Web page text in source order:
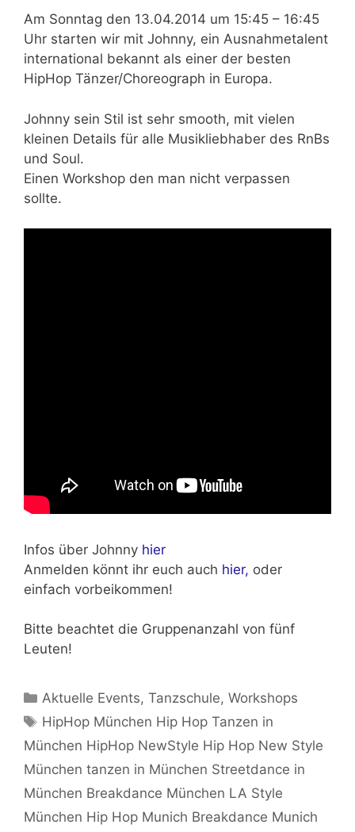
Am Sonntag den 13.04.2014 um 15:45 – 16:45
Uhr starten wir mit Johnny, ein Ausnahmetalent
international bekannt als einer der besten
HipHop Tänzer/Choreograph in Europa.
Johnny sein Stil ist sehr smooth, mit vielen
kleinen Details für alle Musikliebhaber des RnBs
und Soul.
Einen Workshop den man nicht verpassen
sollte.
Infos über Johnny hier
Anmelden könnt ihr euch auch hier, oder
einfach vorbeikommen!
Bitte beachtet die Gruppenanzahl von fünf
Leuten!
Kategorien
Aktuelle Events,Tanzschule,Workshops
Schlagwörter
HipHop München Hip Hop Tanzen in
München HipHop NewStyle Hip Hop New Style
München tanzen in München Streetdance in
München Breakdance München LA Style
München Hip Hop Munich Breakdance Munich